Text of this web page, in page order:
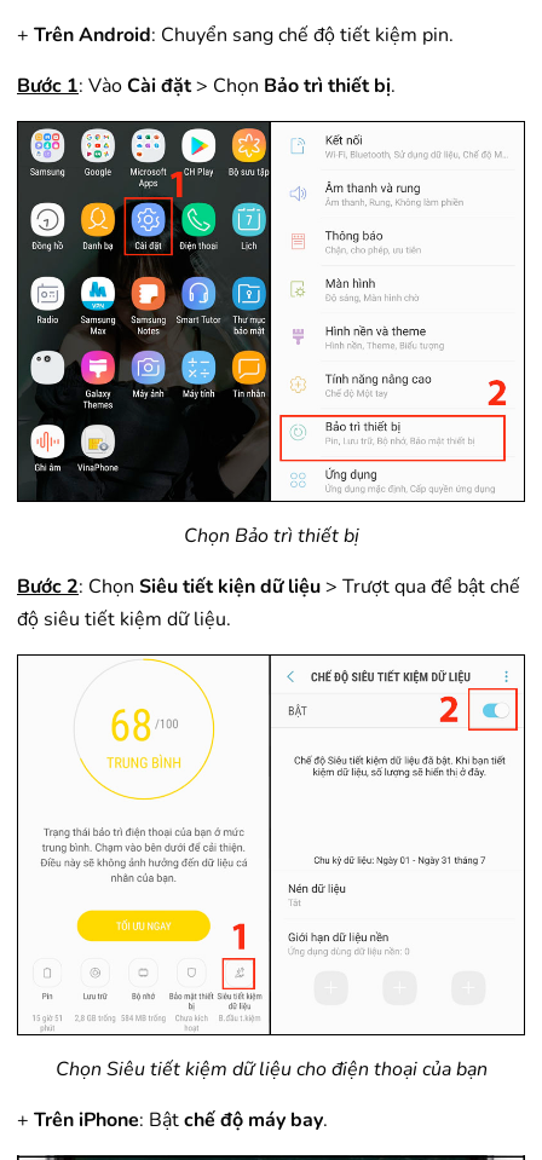
+ Trên Android: Chuyển sang chế độ tiết kiệm pin.
Bước 1: VàoCài đặt> Chọn Bảo trì thiết bị.
Chọn Bảo trì thiết bị
Bước 2: Chọn Siêu tiết kiện dữ liệu> Trượt qua để bật chế
độ siêu tiết kiệm dữ liệu.
Chọn Siêu tiết kiệm dữ liệu cho điện thoại của bạn
+ Trên iPhone: Bậtchế độ máy bay.